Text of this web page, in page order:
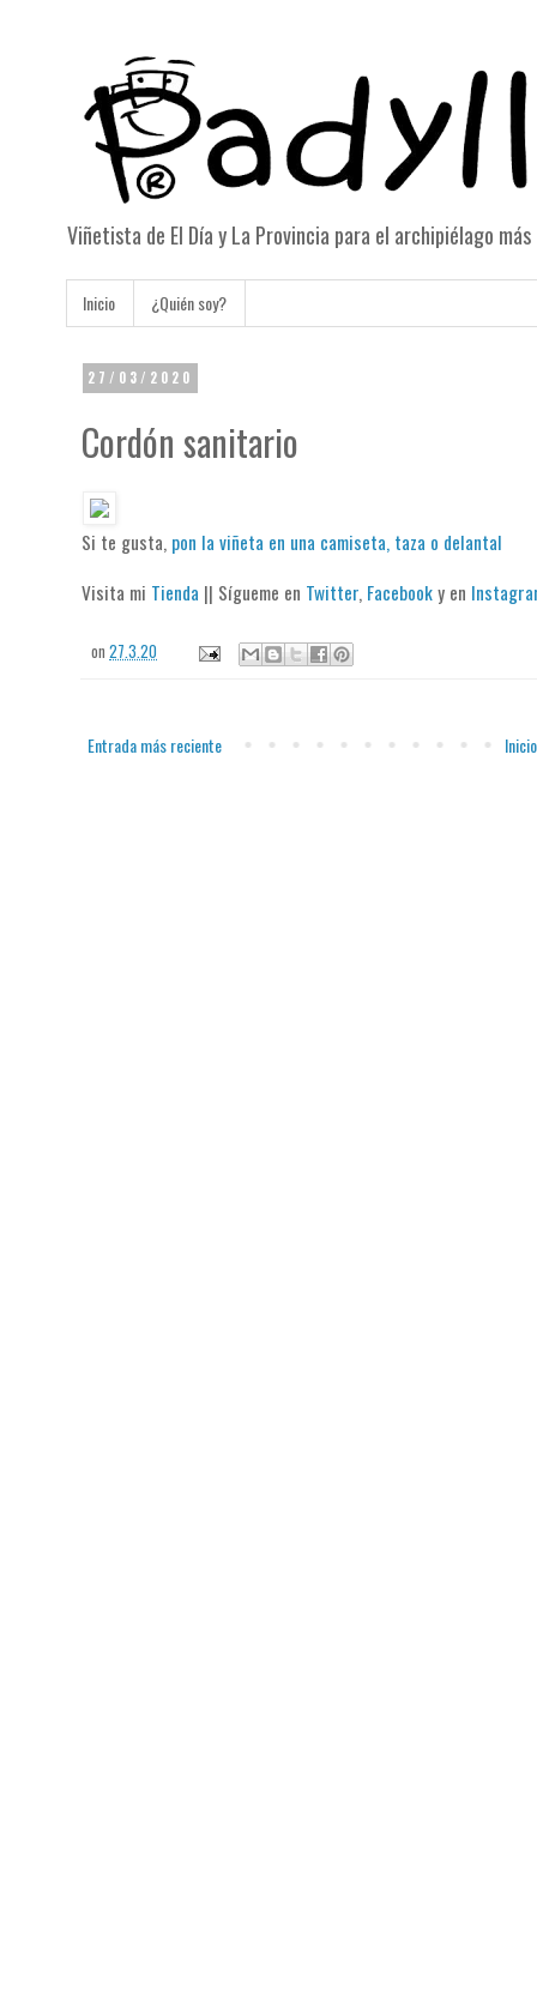
Viñetista de El Día y La Provincia para el archipiélago
Inicio ¿Quién soy?
27/03/2020
Cordón sanitario
Si te gusta, pon la viñeta en una camiseta, taza o delantal
Visita mi Tienda || Sígueme en Twitter, Facebooky en
on27.3.20
Entrada más reciente Inicio